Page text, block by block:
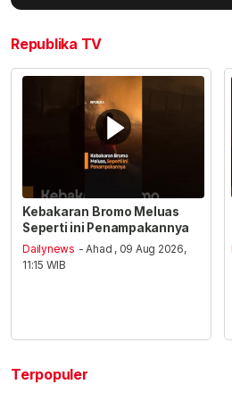
Republika TV
Kebakaran Bromo Meluas
Seperti ini Penampakannya
Dailynews - Ahad , 09 Aug 2026,
11:15 WIB
Terpopuler